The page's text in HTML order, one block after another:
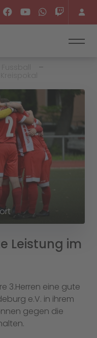
Leistung im
3.Herren eine gute
e.V. in ihrem
gegen die